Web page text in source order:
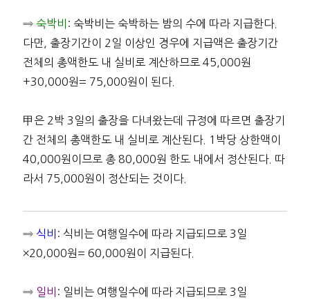
⇒ 숙박비 : 숙박비는 숙박하는 밤의 수에 따라 지급한다.
다만, 출장기간이 2일 이상인 경우에 지급액은 출장기간
전체의 총액한도 내 실비로 계산하므로 45,000원
+30,000원= 75,000원이 된다.
甲은 2박 3일의 출장을 다녀왔는데 규정에 따르면 출장기
간 전체의 총액한도 내 실비로 계산된다. 1박당 상한액이
40,000원이므로 총 80,000원 한도 내에서 정산된다. 따
라서 75,000원이 정산되는 것이다.
⇒ 식비 : 식비는 여행일수에 따라 지급되므로 3일
×20,000원= 60,000원이 지급된다.
⇒ 일비 : 일비는 여행일수에 따라 지급되므로 3일